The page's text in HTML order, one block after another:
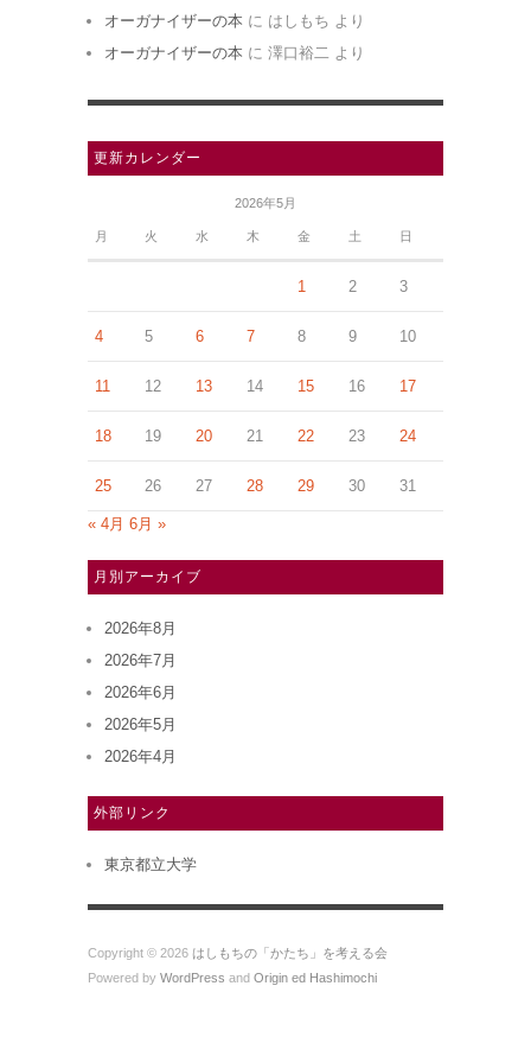
オーガナイザーの本 に はしもち より
オーガナイザーの本 に 澤口裕二 より
更新カレンダー
2026年5月
月 火 水 木 金 土 日
1 2 3
4 5 6 7 8 9 10
11 12 13 14 15 16 17
18 19 20 21 22 23 24
25 26 27 28 29 30 31
« 4月 6月 »
月別アーカイブ
2026年8月
2026年7月
2026年6月
2026年5月
2026年4月
外部リンク
東京都立大学
Copyright © 2026 はしもちの「かたち」を考える会
Powered by WordPress and Origin ed Hashimochi